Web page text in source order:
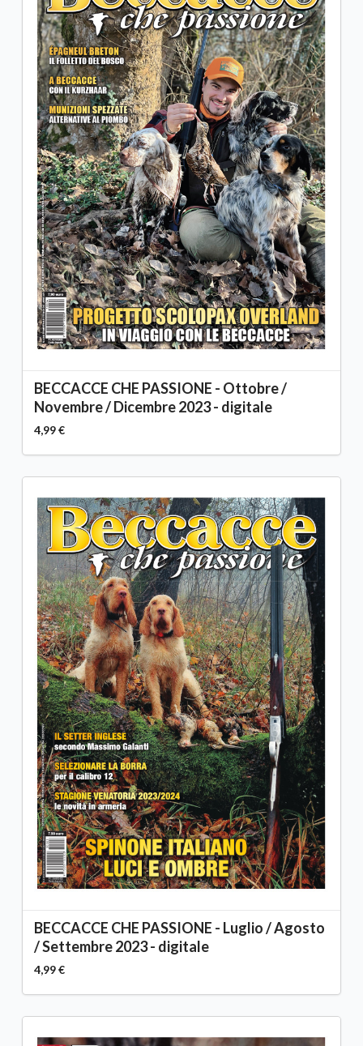
BECCACCE CHE PASSIONE - Ottobre /
Novembre / Dicembre 2023 - digitale
4,99 €
BECCACCE CHE PASSIONE - Luglio / Agosto
/ Settembre 2023 - digitale
4,99 €